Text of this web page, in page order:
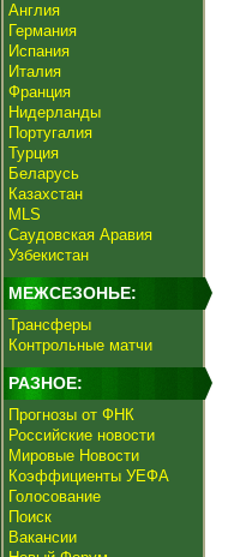
Англия
Германия
Испания
Италия
Франция
Нидерланды
Португалия
Турция
Беларусь
Казахстан
MLS
Саудовская Аравия
Узбекистан
МЕЖСЕЗОНЬЕ:
Трансферы
Контрольные матчи
РАЗНОЕ:
Прогнозы от ФНК
Российские новости
Мировые Новости
Коэффициенты УЕФА
Голосование
Поиск
Вакансии